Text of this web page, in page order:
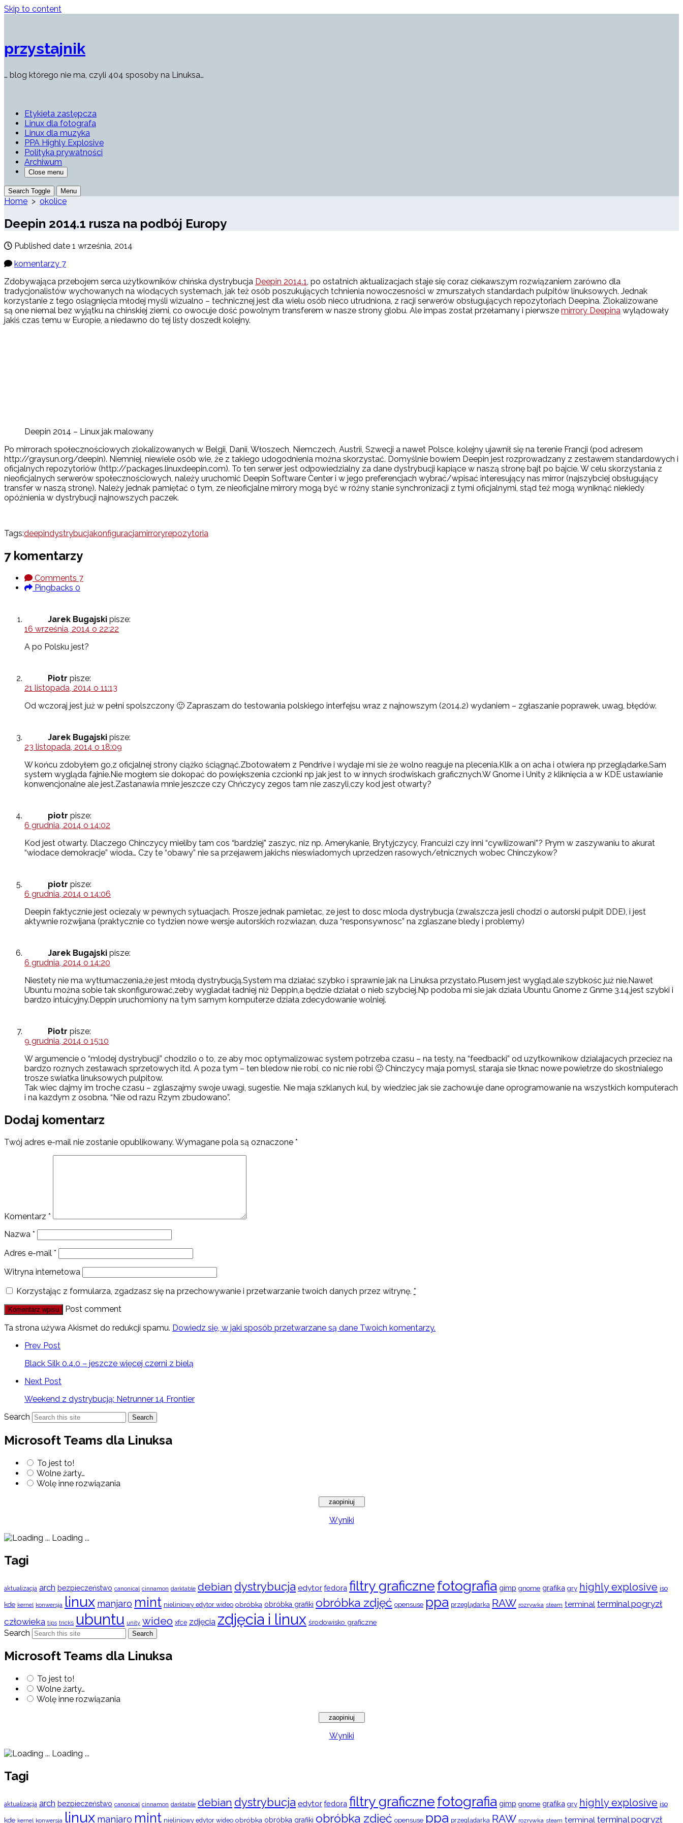
Skip to content
przystajnik
… blog którego nie ma, czyli 404 sposoby na Linuksa…
Etykieta zastępcza
Linux dla fotografa
Linux dla muzyka
PPA Highly Explosive
Polityka prywatności
Archiwum
Close menu
Search Toggle Menu
Home > okolice
Deepin 2014.1 rusza na podbój Europy
Published date 1 września, 2014
komentarzy 7
Zdobywająca przebojem serca użytkowników chińska dystrybucja Deepin 2014.1, po ostatnich aktualizacjach staje się coraz ciekawszym rozwiązaniem zarówno dla
tradycjonalistów wychowanych na wiodących systemach, jak też osób poszukujących tchnienia nowoczesności w zmurszałych standardach pulpitów linuksowych. Jednak
korzystanie z tego osiągnięcia młodej myśli wizualno – technicznej jest dla wielu osób nieco utrudniona, z racji serwerów obsługujących repozytoriach Deepina. Zlokalizowane
są one niemal bez wyjątku na chińskiej ziemi, co owocuje dość powolnym transferem w nasze strony globu. Ale impas został przełamany i pierwsze mirrory Deepina wylądowały
jakiś czas temu w Europie, a niedawno do tej listy doszedł kolejny.
Deepin 2014 – Linux jak malowany
Po mirrorach społecznościowych zlokalizowanych w Belgii, Danii, Włoszech, Niemczech, Austrii, Szwecji a nawet Polsce, kolejny ujawnił się na terenie Francji (pod adresem
http://graysun.org/deepin). Niemniej, niewiele osób wie, że z takiego udogodnienia można skorzystać. Domyślnie bowiem Deepin jest rozprowadzany z zestawem standardowych i
oficjalnych repozytoriów (http://packages.linuxdeepin.com). To ten serwer jest odpowiedzialny za dane dystrybucji kapiące w naszą stronę bajt po bajcie. W celu skorzystania z
nieoficjalnych serwerów społecznościowych, należy uruchomić Deepin Software Center i w jego preferencjach wybrać/wpisać interesujący nas mirror (najszybciej obsługujący
transfer w naszą stronę). Należy jednak pamiętać o tym, ze nieoficjalne mirrory mogą być w różny stanie synchronizacji z tymi oficjalnymi, stąd też mogą wyniknąć niekiedy
opóźnienia w dystrybucji najnowszych paczek.
Tags:deepindystrybucjakonfiguracjamirroryrepozytoria
7 komentarzy
Comments 7
Pingbacks 0
Jarek Bugajski pisze:
16 września, 2014 o 22:22
A po Polsku jest?
Piotr pisze:
21 listopada, 2014 o 11:13
Od wczoraj jest już w pełni spolszczony 🙂 Zapraszam do testowania polskiego interfejsu wraz z najnowszym (2014.2) wydaniem – zgłaszanie poprawek, uwag, błędów.
Jarek Bugajski pisze:
23 listopada, 2014 o 18:09
W końcu zdobyłem go,z oficjalnej strony ciążko ściągnąć.Zbotowałem z Pendrive i wydaje mi sie że wolno reaguje na plecenia.Klik a on acha i otwiera np przeglądarke.Sam
system wygląda fajnie.Nie mogłem sie dokopać do powiększenia czcionki np jak jest to w innych środwiskach graficznych.W Gnome i Unity 2 kliknięcia a w KDE ustawianie
konwencjonalne ale jest.Zastanawia mnie jeszcze czy Chńczycy zegos tam nie zaszyli,czy kod jest otwarty?
piotr pisze:
6 grudnia, 2014 o 14:02
Kod jest otwarty. Dlaczego Chinczycy mieliby tam cos “bardziej” zaszyc, niz np. Amerykanie, Brytyjczycy, Francuizi czy inni “cywilizowani”? Prym w zaszywaniu to akurat
“wiodace demokracje” wioda… Czy te “obawy” nie sa przejawem jakichs nieswiadomych uprzedzen rasowych/etnicznych wobec Chinczykow?
piotr pisze:
6 grudnia, 2014 o 14:06
Deepin faktycznie jest ociezaly w pewnych sytuacjach. Prosze jednak pamietac, ze jest to dosc mloda dystrybucja (zwalszcza jesli chodzi o autorski pulpit DDE), i jest
aktywnie rozwijana (praktycznie co tydzien nowe wersje autorskich rozwiazan, duza “responsywnosc” na zglaszane bledy i problemy)
Jarek Bugajski pisze:
6 grudnia, 2014 o 14:20
Niestety nie ma wytłumaczenia,że jest młodą dystrybucją.System ma działać szybko i sprawnie jak na Linuksa przystało.Plusem jest wygląd,ale szybkośc już nie.Nawet
Ubuntu można sobie tak skonfigurować,zeby wygladał ładniej niż Deppin,a będzie działał o nieb szybciej.Np podoba mi sie jak działa Ubuntu Gnome z Gnme 3.14,jest szybki i
bardzo intuicyjny.Deppin uruchomiony na tym samym komputerze działa zdecydowanie wolniej.
Piotr pisze:
9 grudnia, 2014 o 15:10
W argumencie o “mlodej dystrybucji” chodzilo o to, ze aby moc optymalizowac system potrzeba czasu – na testy, na “feedbacki” od uzytkownikow dzialajacych przeciez na
bardzo roznych zestawach sprzetowych itd. A poza tym – ten bledow nie robi, co nic nie robi 🙂 Chinczycy maja pomysl, staraja sie tknac nowe powietrze do skostnialego
trosze swiatka linuksowych pulpitow.
Tak wiec dajmy im troche czasu – zglaszajmy swoje uwagi, sugestie. Nie maja szklanych kul, by wiedziec jak sie zachowuje dane oprogramowanie na wszystkich komputerach
i na kazdym z osobna. “Nie od razu Rzym zbudowano”.
Dodaj komentarz
Twój adres e-mail nie zostanie opublikowany. Wymagane pola są oznaczone *
Komentarz *
Nazwa *
Adres e-mail *
Witryna internetowa
Korzystając z formularza, zgadzasz się na przechowywanie i przetwarzanie twoich danych przez witrynę. *
Post comment
Ta strona używa Akismet do redukcji spamu. Dowiedz się, w jaki sposób przetwarzane są dane Twoich komentarzy.
Prev Post
Black Silk 0.4.0 – jeszcze więcej czerni z bielą
Next Post
Weekend z dystrybucją: Netrunner 14 Frontier
Search
Search
Microsoft Teams dla Linuksa
To jest to!
Wolne żarty…
Wolę inne rozwiązania
Wyniki
Loading ...
Tagi
aktualizacja arch bezpieczeństwo canonical cinnamon darktable debian dystrybucja edytor fedora filtry graficznefotografia gimp gnome grafika gry highly explosive iso
kde kernel konwersja linux manjaro mint nieliniowy edytor wideo obróbka obróbka grafiki obróbka zdjęć opensuse ppa przeglądarka RAW rozrywka steam terminal terminal pogryzł
człowieka tips tricks ubuntu unity wideo xfce zdjęcia zdjęcia i linux środowisko graficzne
Search Search
Microsoft Teams dla Linuksa
To jest to!
Wolne żarty…
Wolę inne rozwiązania
Wyniki
Loading ...
Tagi
aktualizacja arch bezpieczeństwo canonical cinnamon darktable debian dystrybucja edytor fedora filtry graficznefotografia gimp gnome grafika gry highly explosive iso
kde kernel konwersja linux manjaro mint nieliniowy edytor wideo obróbka obróbka grafiki obróbka zdjęć opensuse ppa przeglądarka RAW rozrywka steam terminal terminal pogryzł